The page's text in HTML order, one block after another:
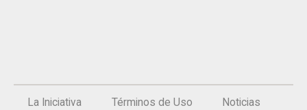
La Iniciativa Términos de Uso Noticias